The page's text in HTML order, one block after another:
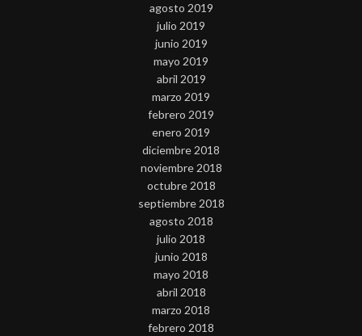
agosto 2019
julio 2019
junio 2019
mayo 2019
abril 2019
marzo 2019
febrero 2019
enero 2019
diciembre 2018
noviembre 2018
octubre 2018
septiembre 2018
agosto 2018
julio 2018
junio 2018
mayo 2018
abril 2018
marzo 2018
febrero 2018